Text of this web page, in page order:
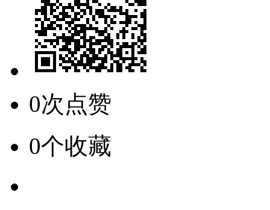
0次点赞
0个收藏